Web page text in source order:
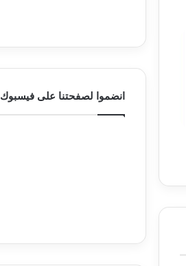
انضموا لصفحتنا على فيسبوك